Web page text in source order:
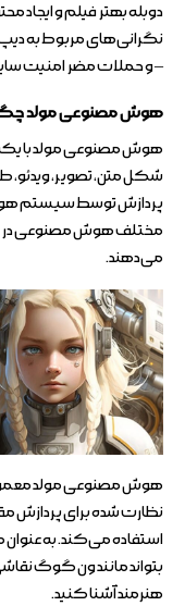
دوبله بهتر فیلم و ایجاد
نگرانی‌های مربوط به
– و حملات مضر امنیت
هوش مصنوعی مولد
هوش مصنوعی مولد با
شکل متن، تصویر،
پردازش توسط سیستم
مختلف هوش مصنوعی در
می‌دهند.
هوش مصنوعی مولد
نظارت شده برای پردازش
استفاده می‌کند. به
بتواند مانند ون گوگ
هنرمند آشنا کنید.